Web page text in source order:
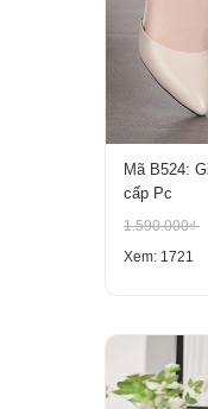
Mã B524:
cấp Pc
1.590.000₫
Xem: 1721